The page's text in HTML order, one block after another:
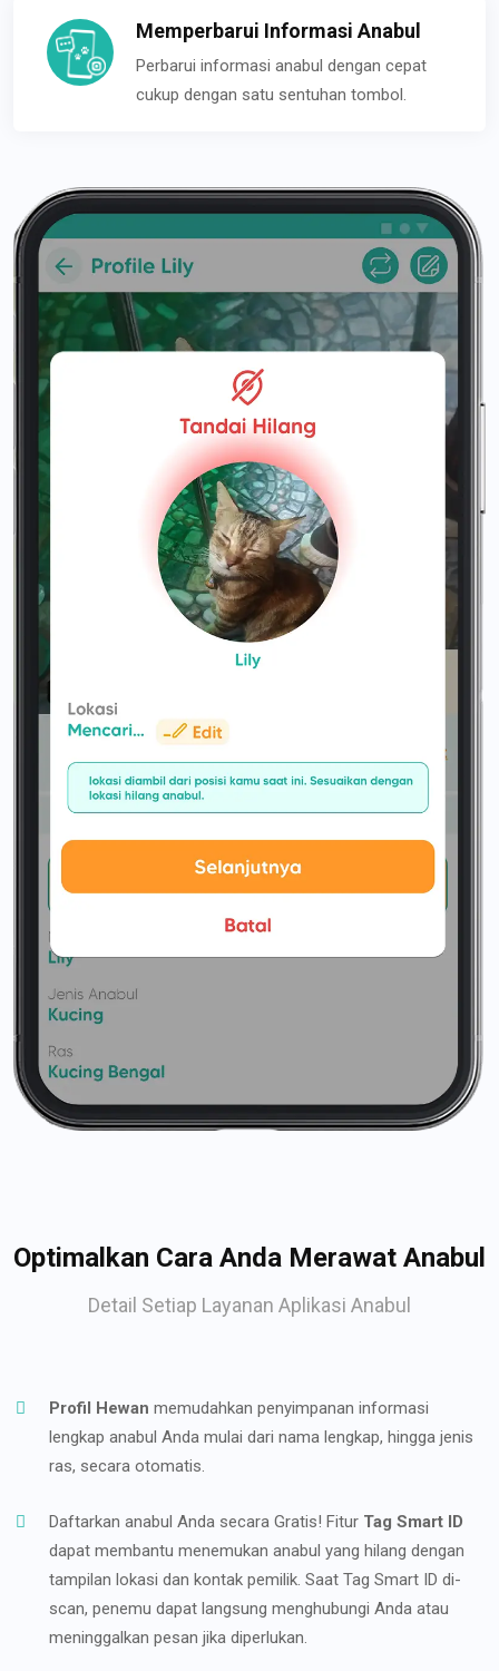
Memperbarui Informasi Anabul
Perbarui informasi anabul dengan cepat
cukup dengan satu sentuhan tombol.
Optimalkan Cara Anda Merawat Anabul
Detail Setiap Layanan Aplikasi Anabul
Profil Hewan memudahkan penyimpanan informasi
lengkap anabul Anda mulai dari nama lengkap, hingga jenis
ras, secara otomatis.
Daftarkan anabul Anda secara Gratis! Fitur Tag Smart ID
dapat membantu menemukan anabul yang hilang dengan
tampilan lokasi dan kontak pemilik. Saat Tag Smart ID di-
scan, penemu dapat langsung menghubungi Anda atau
meninggalkan pesan jika diperlukan.